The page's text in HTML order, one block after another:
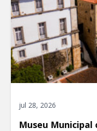
jul 28, 2026
Museu Municipal